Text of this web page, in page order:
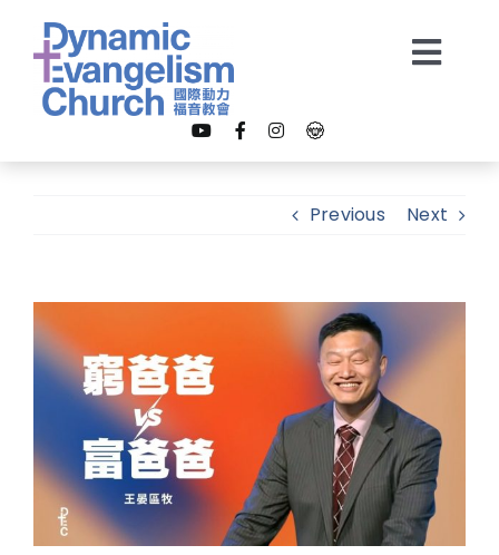
content
教會事工
多媒體
奉獻
線上報名
Previous Next
View
Larger
Image